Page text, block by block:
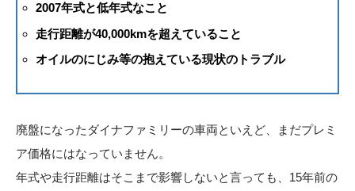
2007年式と低年式なこと
走行距離が40,000kmを超えていること
オイルのにじみ等の抱えている現状のトラブル
廃盤になったダイナファミリーの車両といえど、まだプレミ
ア価格にはなっていません。
年式や走行距離はそこまで影響しないと言っても、15年前の